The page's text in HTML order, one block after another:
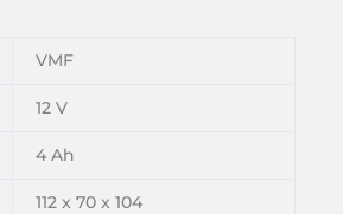
VMF
12 V
4 Ah
112 x 70 x 104